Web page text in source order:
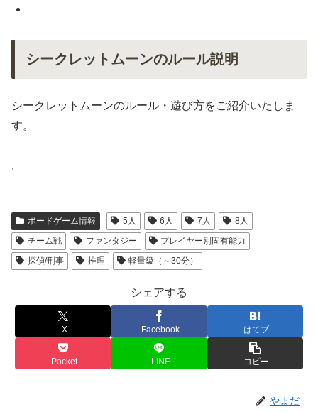
シークレットムーンのルール説明
シークレットムーンのルール・遊び方をご紹介いたしま
す。
.
ボードゲーム情報 5人 6人 7人
8人
チーム戦
ファンタジー
プレイヤー別固有能力
探偵/刑事
推理 軽量級（～30分）
シェアする
X Facebook はてブ
Pocket LINE コピー
やまだ